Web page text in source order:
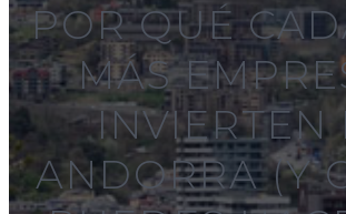
POR QUÉ
MÁS
INVIERTEN
ANDORRA (Y